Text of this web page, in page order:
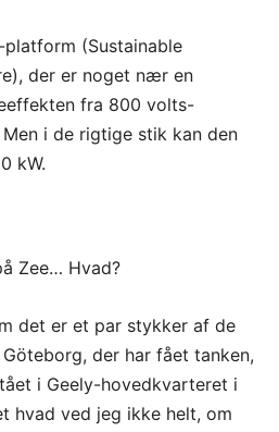
platform (Sustainable
der er noget nær en
fra 800 volts-
i de rigtige stik kan den
kW.
Zee… Hvad?
det er et par stykker af de
der har fået tanken,
i Geely-hovedkvarteret i
hvad ved jeg ikke helt, om